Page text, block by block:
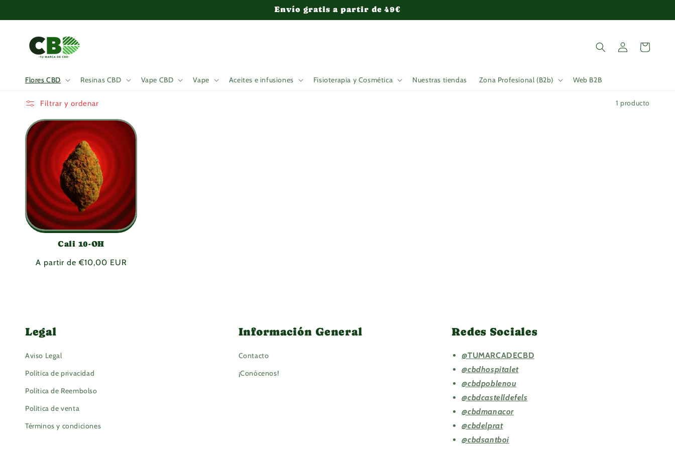
al contenido
Envío gratis a partir de 49€
Flores CBD Resinas CBD Vape CBD Vape Aceites e infusiones Fisioterapia y Cosmética Nuestras tiendas Zona Profesional (B2b) Web B2B
sesión
Carrito
Filtrar y ordenar 1 producto
Cali 10-OH
Precio
A partir de €10,00 EUR
Legal
Aviso Legal
Política de privacidad
Política de Reembolso
Política de venta
Términos y condiciones
Información General
Contacto
¡Conócenos!
Redes Sociales
@TUMARCADECBD
@cbdhospitalet
@cbdpoblenou
@cbdcastelldefels
@cbdmanacor
@cbdelprat
@cbdsantboi